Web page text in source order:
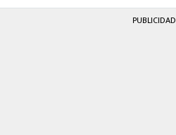
PUBLICIDAD